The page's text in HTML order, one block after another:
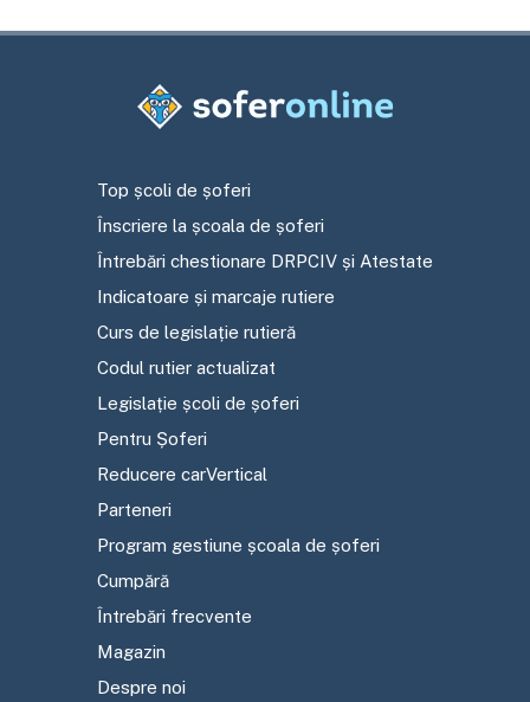
Top școli de șoferi
Înscriere la școala de șoferi
Întrebări chestionare DRPCIV și Atestate
Indicatoare și marcaje rutiere
Curs de legislație rutieră
Codul rutier actualizat
Legislație școli de șoferi
Pentru Șoferi
Reducere carVertical
Parteneri
Program gestiune școala de șoferi
Cumpără
Întrebări frecvente
Magazin
Despre noi